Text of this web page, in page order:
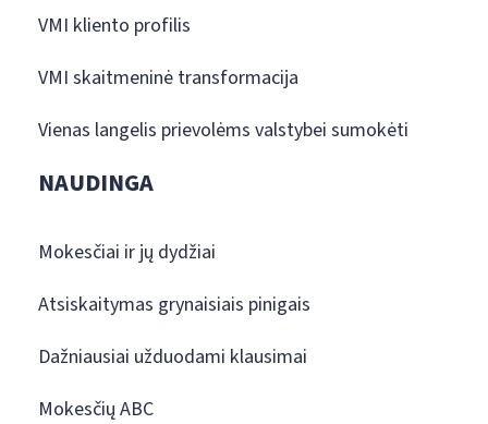
VMI kliento profilis
VMI skaitmeninė transformacija
Vienas langelis prievolėms valstybei sumokėti
NAUDINGA
Mokesčiai ir jų dydžiai
Atsiskaitymas grynaisiais pinigais
Dažniausiai užduodami klausimai
Mokesčių ABC